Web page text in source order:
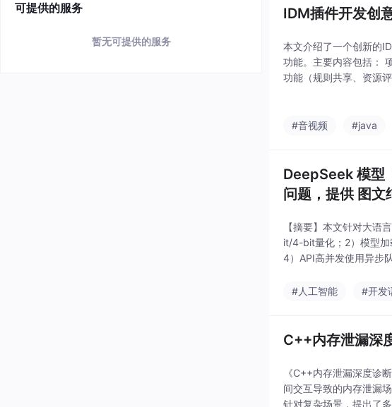
可提供的服务
暂无可提供的服务
IDM插件开发创
本文介绍了一个创新的
功能。主要内容包括：
功能（规则共享、资源
#音视频 #java
DeepSeek 模型
问题，提供 图文
【摘要】本文针对大语
it/4-bit量化；2）模型加
4）API高并发使用异步
#人工智能
#开发
C++内存泄漏深
《C++内存泄漏深度诊
间交互导致的内存泄漏
针对复杂场景，提出了